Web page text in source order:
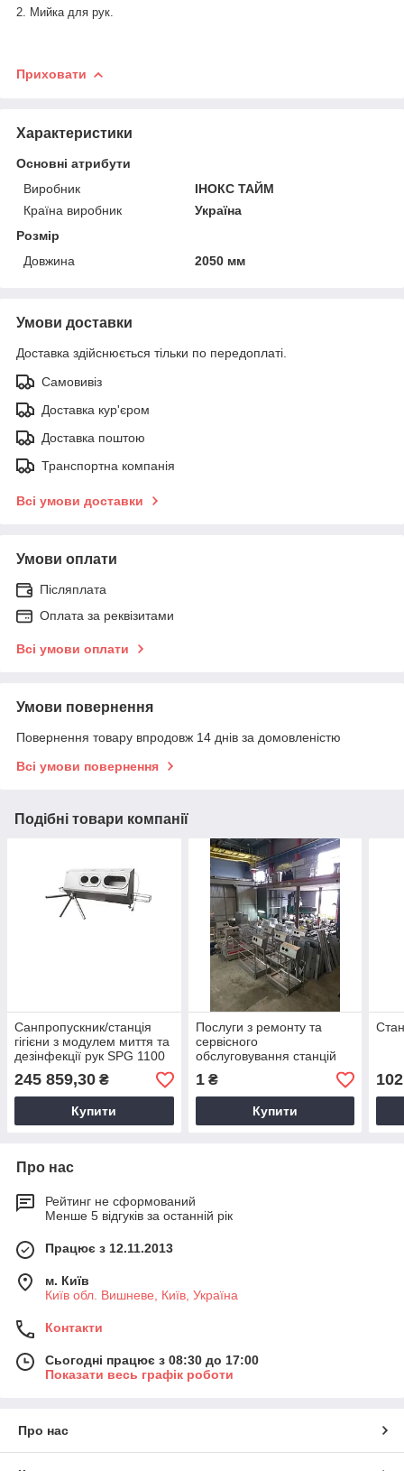
2. Мийка для рук.
Приховати
Характеристики
Основні атрибути
Виробник
ІНОКС ТАЙМ
Країна виробник
Україна
Розмір
Довжина
2050 мм
Умови доставки
Доставка здійснюється тільки по передоплаті.
Самовивіз
Доставка кур'єром
Доставка поштою
Транспортна компанія
Всі умови доставки
Умови оплати
Післяплата
Оплата за реквізитами
Всі умови оплати
Умови повернення
Повернення товару впродовж 14 днів за домовленістю
Всі умови повернення
Подібні товари компанії
Санпропускник/станція
гігієни з модулем миття та
дезінфекції рук SPG 1100
R
245 859,30 ₴
Купити
Послуги з ремонту та
сервісного
обслуговування станцій
гігієни, санпропускників
1₴
Купити
Про нас
Рейтинг не сформований
Менше 5 відгуків за останній рік
Працює з 12.11.2013
м. Київ
Київ обл. Вишневе, Київ, Україна
Контакти
Сьогодні працює з 08:30 до 17:00
Показати весь графік роботи
Про нас